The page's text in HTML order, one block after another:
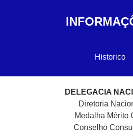
Historico
DELEGACIA
Diretoria
Medalha Mérito
Conselho